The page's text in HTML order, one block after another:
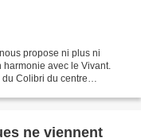
propose ni plus ni
avec le Vivant.
du Colibri du centre
ne viennent